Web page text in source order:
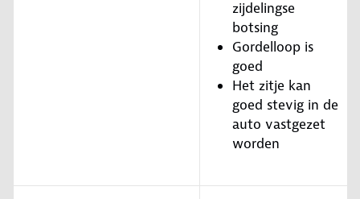
zijdelingse
botsing
Gordelloop is
goed
Het zitje kan
goed stevig in de
auto vastgezet
worden